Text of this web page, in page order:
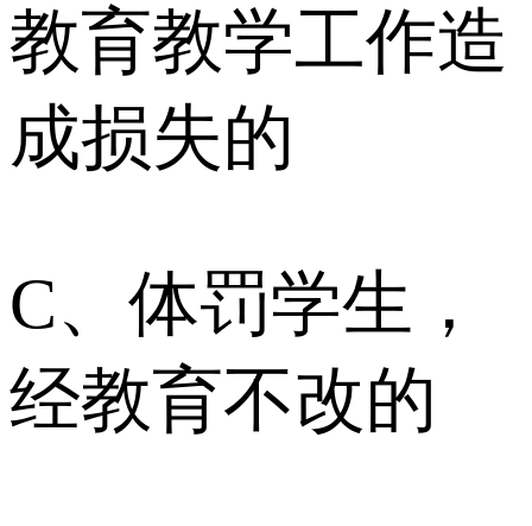
教育教学工作造
成损失的
C、体罚学生，
经教育不改的